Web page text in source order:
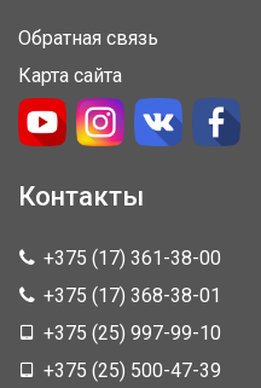
Обратная связь
Карта сайта
Контакты
+375 (17) 361-38-00
+375 (17) 368-38-01
+375 (25) 997-99-10
+375 (25) 500-47-39